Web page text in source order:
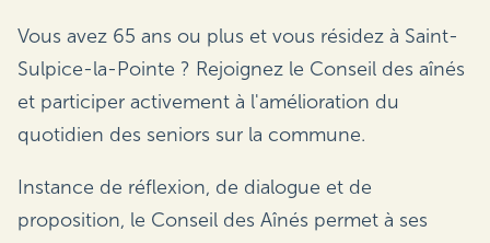
Vous avez 65 ans ou plus et vous résidez à Saint-
Sulpice-la-Pointe ? Rejoignez le Conseil des aînés
et participer activement à l'amélioration du
quotidien des seniors sur la commune.
Instance de réflexion, de dialogue et de
proposition, le Conseil des Aînés permet à ses